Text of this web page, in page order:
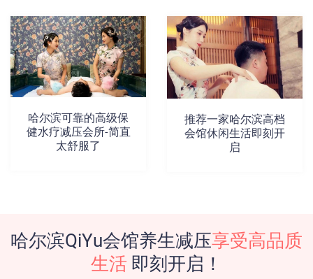
哈尔滨可靠的高级保
健水疗减压会所-简直
太舒服了
推荐一家哈尔滨高档
会馆休闲生活即刻开
启
哈尔滨QiYu会馆养生减压享受高品质
生活 即刻开启！